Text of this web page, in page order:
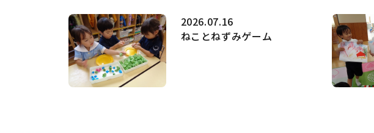
2026.07.16
ねことねずみゲーム